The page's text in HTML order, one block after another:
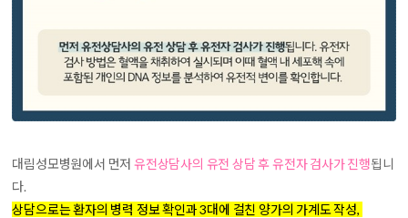
대림성모병원에서 먼저 유전상담사의 유전 상담 후 유전자 검사가 진행됩니
다.
상담으로는 환자의 병력 정보 확인과 3대에 걸친 양가의 가계도 작성,